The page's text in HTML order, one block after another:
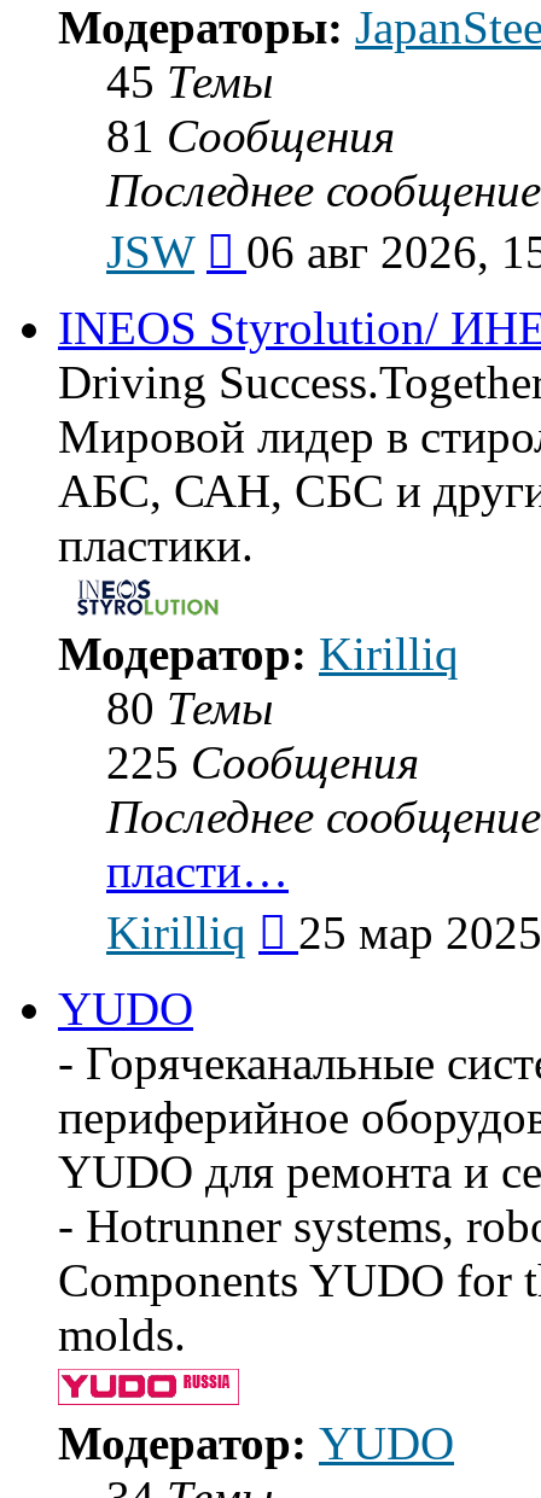
Модераторы:
45 Темы
81 Сообщения
Последнее сообщение
JSW
последнему
06 авг 2026,
INEOS Styrolution/
Driving
Мировой лидер в
АБС, САН, СБС и
пластики.
Модератор: Kirilliq
80 Темы
225 Сообщения
Последнее сообщение
пласти…
Kirilliq
последнему
25 мар
YUDO
- Горячеканальные
периферийное
YUDO для ремонта и
- Hotrunner systems,
Components YUDO for
molds.
Модератор: YUDO